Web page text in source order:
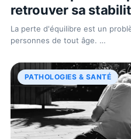
retrouver sa
La perte d'équilibre est un
personnes de tout âge. …
PATHOLOGIES & SANTÉ